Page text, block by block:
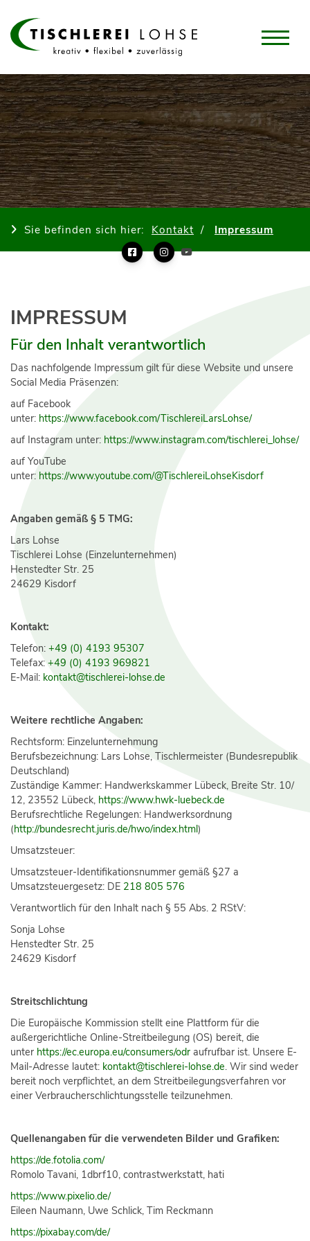
Sie befinden sich hier: Kontakt Impressum
IMPRESSUM
Für den Inhalt verantwortlich
Das nachfolgende Impressum gilt für diese Website und unsere
Social Media Präsenzen:
auf Facebook
unter: https://www.facebook.com/TischlereiLarsLohse/
auf Instagram unter: https://www.instagram.com/tischlerei_lohse/
auf YouTube
unter: https://www.youtube.com/@TischlereiLohseKisdorf
Angaben gemäß § 5 TMG:
Lars Lohse
Tischlerei Lohse (Einzelunternehmen)
Henstedter Str. 25
24629 Kisdorf
Kontakt:
Telefon: +49 (0) 4193 95307
Telefax: +49 (0) 4193 969821
E-Mail: kontakt@tischlerei-lohse.de
Weitere rechtliche Angaben:
Rechtsform: Einzelunternehmung
Berufsbezeichnung: Lars Lohse, Tischlermeister (Bundesrepublik
Deutschland)
Zuständige Kammer: Handwerkskammer Lübeck, Breite Str. 10/
12, 23552 Lübeck, https://www.hwk-luebeck.de
Berufsrechtliche Regelungen: Handwerksordnung
(http://bundesrecht.juris.de/hwo/index.html)
Umsatzsteuer:
Umsatzsteuer-Identifikationsnummer gemäß §27 a
Umsatzsteuergesetz: DE 218 805 576
Verantwortlich für den Inhalt nach § 55 Abs. 2 RStV:
Sonja Lohse
Henstedter Str. 25
24629 Kisdorf
Streitschlichtung
Die Europäische Kommission stellt eine Plattform für die
außergerichtliche Online-Streitbeilegung (OS) bereit, die
unter https://ec.europa.eu/consumers/odr aufrufbar ist. Unsere E-
Mail-Adresse lautet: kontakt@tischlerei-lohse.de. Wir sind weder
bereit noch verpflichtet, an dem Streitbeilegungsverfahren vor
einer Verbraucherschlichtungsstelle teilzunehmen.
Quellenangaben für die verwendeten Bilder und Grafiken:
https://de.fotolia.com/
Romolo Tavani, 1dbrf10, contrastwerkstatt, hati
https://www.pixelio.de/
Eileen Naumann, Uwe Schlick, Tim Reckmann
https://pixabay.com/de/